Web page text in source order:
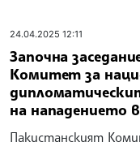
24.04.2025 12:11
Започна
Комитет за
на нападението
Пакистанският